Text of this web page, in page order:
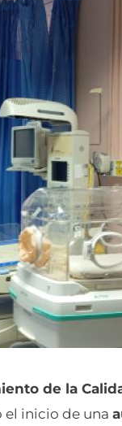
de la
el inicio de una